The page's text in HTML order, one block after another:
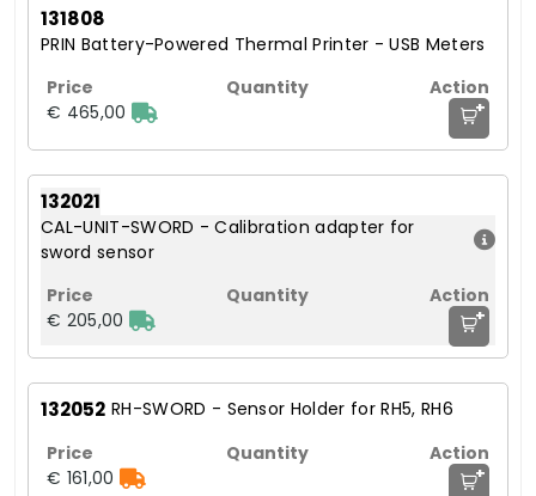
131808
PRIN Battery-Powered Thermal Printer - USB Meters
€ 465,00 +
132021
CAL-UNIT-SWORD - Calibration adapter for
sword sensor
€ 205,00 +
132052 RH-SWORD - Sensor Holder for RH5, RH6
€ 161,00 +